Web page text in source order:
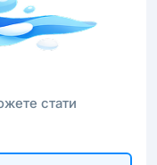
стати